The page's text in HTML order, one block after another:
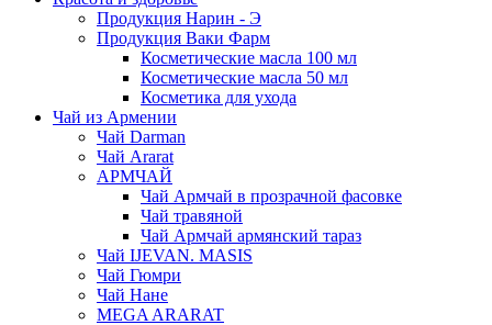
Продукция Нарин - Э
Продукция Ваки Фарм
Косметические масла 100 мл
Косметические масла 50 мл
Косметика для ухода
Чай из Армении
Чай Darman
Чай Ararat
АРМЧАЙ
Чай Армчай в прозрачной фасовке
Чай травяной
Чай Армчай армянский тараз
Чай IJEVAN. MASIS
Чай Гюмри
Чай Нане
MEGA ARARAT